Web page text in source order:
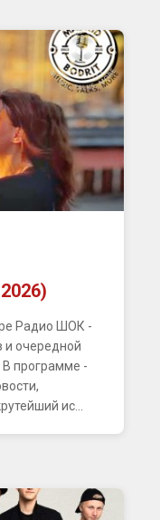
Радио ШОК -
и очередной
программе -
ис...